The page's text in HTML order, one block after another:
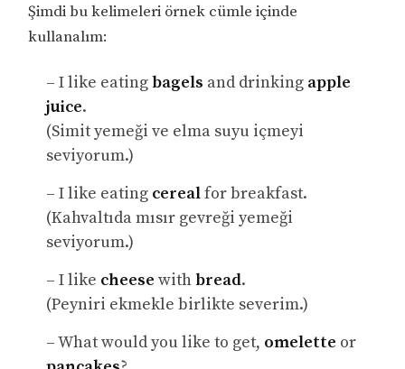
Şimdi bu kelimeleri örnek cümle içinde
kullanalım:
– I like eatingbagels and drinking apple
juice.
(Simit yemeği ve elma suyu içmeyi
seviyorum.)
– I like eating cerealfor breakfast.
(Kahvaltıda mısır gevreği yemeği
seviyorum.)
– I like cheese withbread.
(Peyniri ekmekle birlikte severim.)
– What would you like to get, omelette or